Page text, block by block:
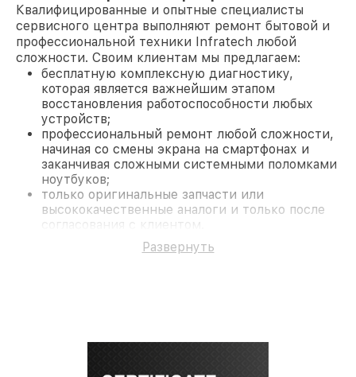
Квалифицированные и опытные специалисты
сервисного центра выполняют ремонт бытовой и
профессиональной техники Infratech любой
сложности. Своим клиентам мы предлагаем:
бесплатную комплексную диагностику,
которая является важнейшим этапом
восстановления работоспособности любых
устройств;
профессиональный ремонт любой сложности,
начиная со смены экрана на смартфонах и
заканчивая сложными системными поломками
ноутбуков;
только оригинальные запчасти или
высококачественные аналоги и только после
согласования с клиентом.
На все работы и замененные комплектующие
предоставляется длительная гарантия. В случае
Развернуть